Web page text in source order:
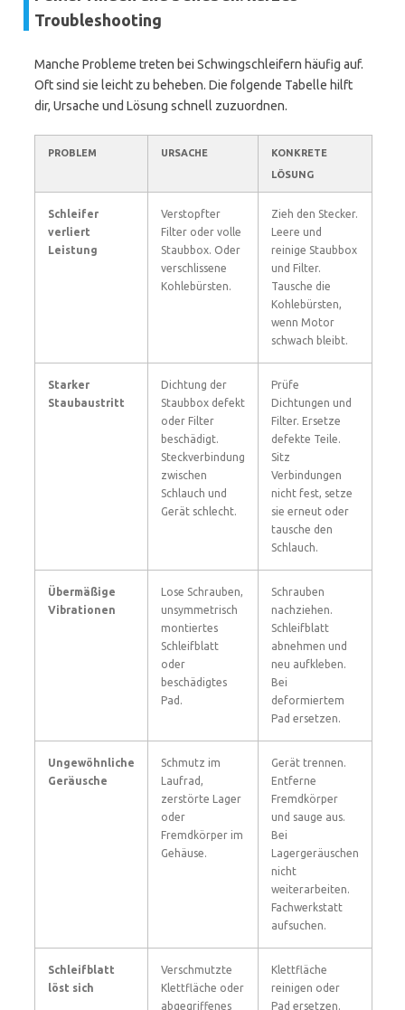
Troubleshooting
Manche Probleme treten bei Schwingschleifern häufig auf.
Oft sind sie leicht zu beheben. Die folgende Tabelle hilft
dir, Ursache und Lösung schnell zuzuordnen.
PROBLEM URSACHE
KONKRETE
LÖSUNG
Schleifer
verliert
Leistung
Verstopfter
Filter oder volle
Staubbox. Oder
verschlissene
Kohlebürsten.
Zieh den Stecker.
Leere und
reinige Staubbox
und Filter.
Tausche die
Kohlebürsten,
wenn Motor
schwach bleibt.
Starker
Staubaustritt
Dichtung der
Staubbox defekt
oder Filter
beschädigt.
Steckverbindung
zwischen
Schlauch und
Gerät schlecht.
Prüfe
Dichtungen und
Filter. Ersetze
defekte Teile.
Sitz
Verbindungen
nicht fest, setze
sie erneut oder
tausche den
Schlauch.
Übermäßige
Vibrationen
Lose Schrauben,
unsymmetrisch
montiertes
Schleifblatt
oder
beschädigtes
Pad.
Schrauben
nachziehen.
Schleifblatt
abnehmen und
neu aufkleben.
Bei
deformiertem
Pad ersetzen.
Ungewöhnliche
Geräusche
Schmutz im
Laufrad,
zerstörte Lager
oder
Fremdkörper im
Gehäuse.
Gerät trennen.
Entferne
Fremdkörper
und sauge aus.
Bei
Lagergeräuschen
nicht
weiterarbeiten.
Fachwerkstatt
aufsuchen.
Schleifblatt
löst sich
Verschmutzte
Klettfläche oder
abgegriffenes
Klettfläche
reinigen oder
Pad ersetzen.